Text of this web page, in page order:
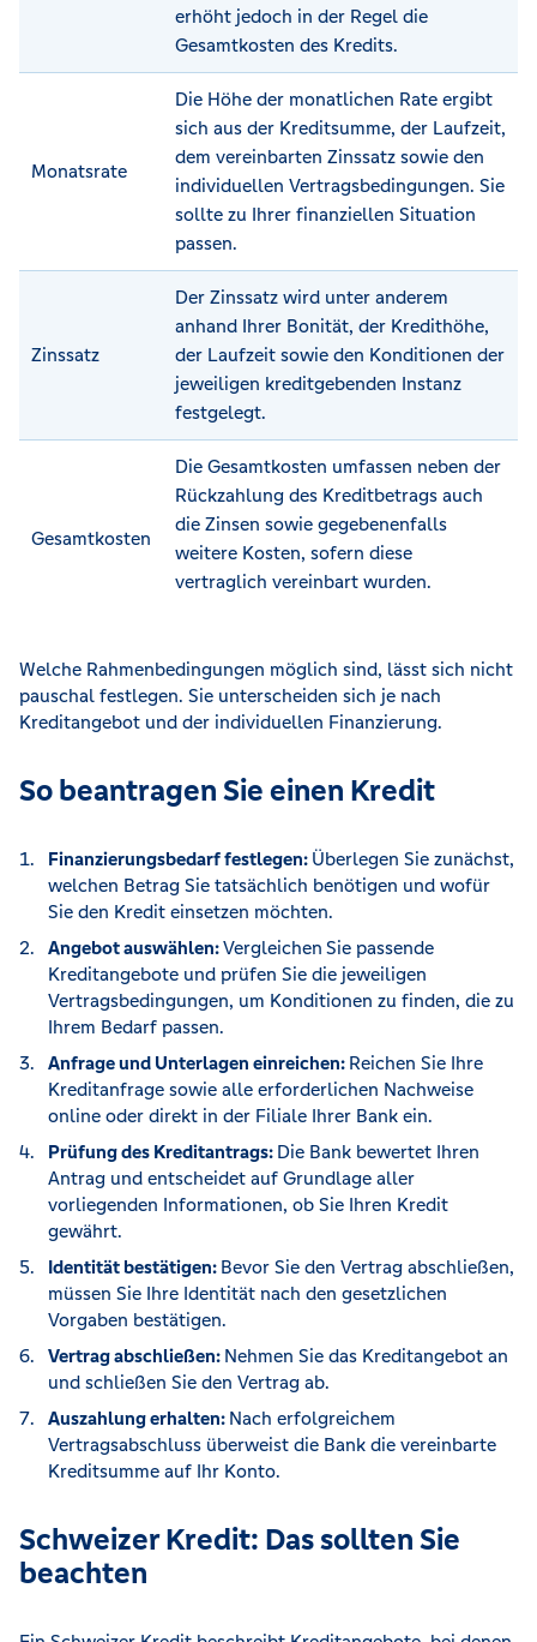
erhöht jedoch in der Regel die
Gesamtkosten des Kredits.
Monatsrate
Die Höhe der monatlichen Rate ergibt
sich aus der Kreditsumme, der Laufzeit,
dem vereinbarten Zinssatz sowie den
individuellen Vertragsbedingungen. Sie
sollte zu Ihrer finanziellen Situation
passen.
Zinssatz
Der Zinssatz wird unter anderem
anhand Ihrer Bonität, der Kredithöhe,
der Laufzeit sowie den Konditionen der
jeweiligen kreditgebenden Instanz
festgelegt.
Gesamtkosten
Die Gesamtkosten umfassen neben der
Rückzahlung des Kreditbetrags auch
die Zinsen sowie gegebenenfalls
weitere Kosten, sofern diese
vertraglich vereinbart wurden.
Welche Rahmenbedingungen möglich sind, lässt sich nicht
pauschal festlegen. Sie unterscheiden sich je nach
Kreditangebot und der individuellen Finanzierung.
So beantragen Sie einen Kredit
Finanzierungsbedarf festlegen: Überlegen Sie zunächst,
welchen Betrag Sie tatsächlich benötigen und wofür
Sie den Kredit einsetzen möchten.
Angebot auswählen:Vergleichen Sie passende
Kreditangebote und prüfen Sie die jeweiligen
Vertragsbedingungen, um Konditionen zu finden, die zu
Ihrem Bedarf passen.
Anfrage und Unterlagen einreichen: Reichen Sie Ihre
Kreditanfrage sowie alle erforderlichen Nachweise
online oder direkt in der Filiale Ihrer Bank ein.
Prüfung des Kreditantrags: Die Bank bewertet Ihren
Antrag und entscheidet auf Grundlage aller
vorliegenden Informationen, ob Sie Ihren Kredit
gewährt.
Identität bestätigen: Bevor Sie den Vertrag abschließen,
müssen Sie Ihre Identität nach den gesetzlichen
Vorgaben bestätigen.
Vertrag abschließen: Nehmen Sie das Kreditangebot an
und schließen Sie den Vertrag ab.
Auszahlung erhalten: Nach erfolgreichem
Vertragsabschluss überweist die Bank die vereinbarte
Kreditsumme auf Ihr Konto.
Schweizer Kredit: Das sollten Sie
beachten